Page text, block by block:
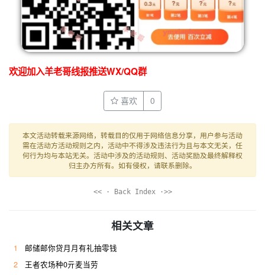
欢迎加入羊老哥线报推送WX/QQ群
喜欢 0
本文活动转载来源网络，转载目的仅用于网络信息分享，用户参与活动
需在活动方活动规则之内，活动中不得涉及违法行为且与本文无关，任
何行为均与本站无关。活动中涉及的活动规则、活动奖励及最终解释权
归主办方所有。如有侵权，请联系删除。
<< · Back Index ·>>
相关文章
1
邮储邮你贷月月有礼抽零钱
2
王者农场种0亓麦当劳